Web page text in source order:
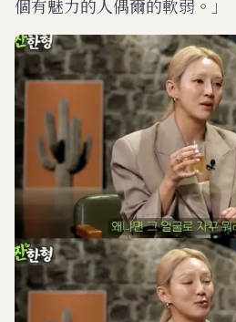
個有魅力的人偶爾的軟弱。」